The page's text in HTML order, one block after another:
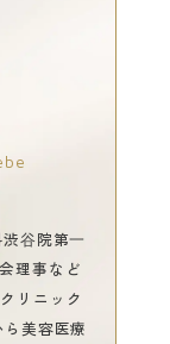
⾕院第⼀
理事など
リニック
美容医療